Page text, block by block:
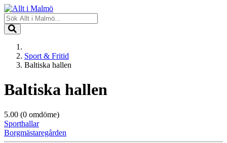
Sport & Fritid
Baltiska hallen
Baltiska hallen
5.00 (0 omdöme)
Sporthallar
Borgmästaregården